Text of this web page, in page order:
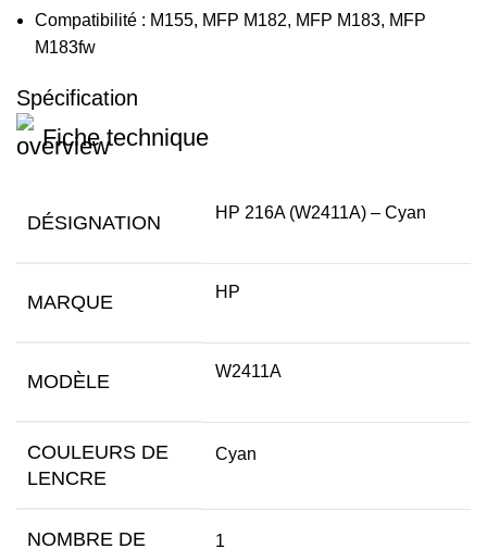
Compatibilité : M155, MFP M182, MFP M183, MFP
M183fw
Spécification
Fiche technique
DÉSIGNATION HP 216A (W2411A) – Cyan
MARQUE HP
MODÈLE W2411A
COULEURS DE
LENCRE
Cyan
NOMBRE DE
1